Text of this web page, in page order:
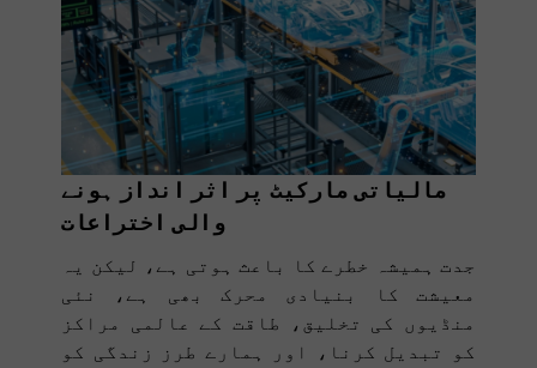
مالیاتی مارکیٹ پر اثر انداز ہونے
والی اختراعات
جدت ہمیشہ خطرے کا باعث ہوتی ہے، لیکن یہ
معیشت کا بنیادی محرک بھی ہے، نئی
منڈیوں کی تخلیق، طاقت کے عالمی مراکز
کو تبدیل کرنا، اور ہمارے طرز زندگی کو